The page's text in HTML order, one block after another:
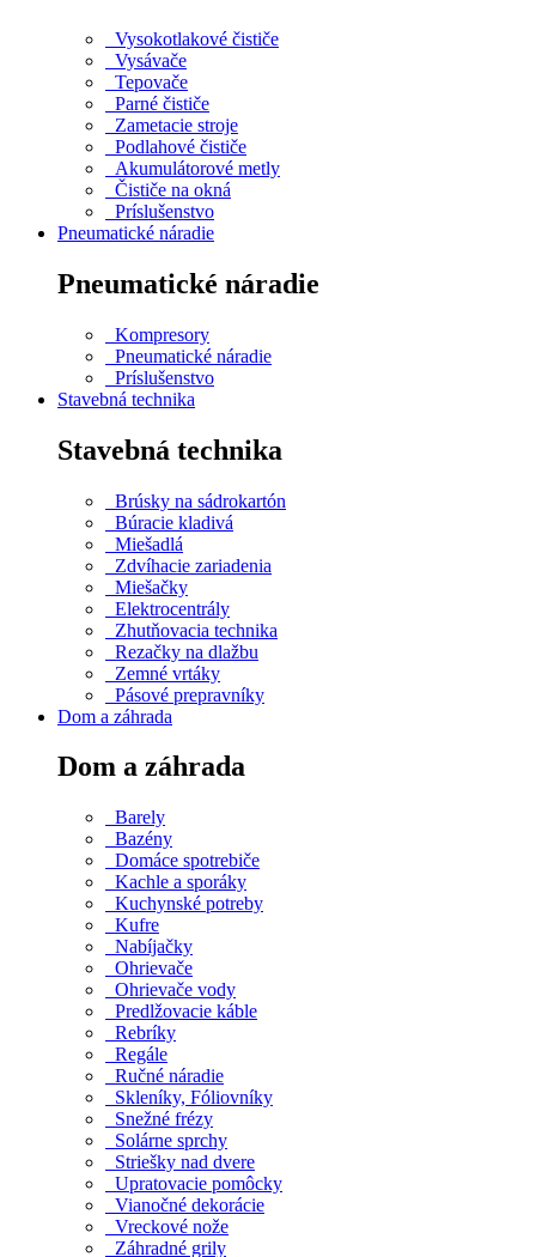
Vysokotlakové čističe
Vysávače
Tepovače
Parné čističe
Zametacie stroje
Podlahové čističe
Akumulátorové metly
Čističe na okná
Príslušenstvo
Pneumatické náradie
Pneumatické náradie
Kompresory
Pneumatické náradie
Príslušenstvo
Stavebná technika
Stavebná technika
Brúsky na sádrokartón
Búracie kladivá
Miešadlá
Zdvíhacie zariadenia
Miešačky
Elektrocentrály
Zhutňovacia technika
Rezačky na dlažbu
Zemné vrtáky
Pásové prepravníky
Dom a záhrada
Dom a záhrada
Barely
Bazény
Domáce spotrebiče
Kachle a sporáky
Kuchynské potreby
Kufre
Nabíjačky
Ohrievače
Ohrievače vody
Predlžovacie káble
Rebríky
Regále
Ručné náradie
Skleníky, Fóliovníky
Snežné frézy
Solárne sprchy
Striešky nad dvere
Upratovacie pomôcky
Vianočné dekorácie
Vreckové nože
Záhradné grily